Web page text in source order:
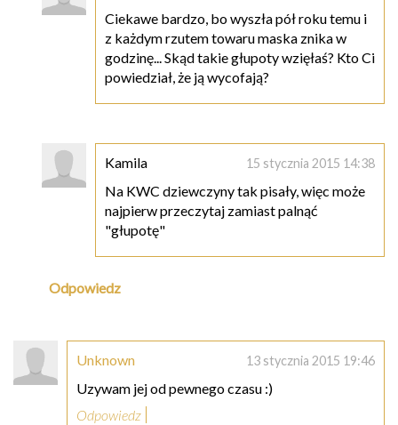
Ciekawe bardzo, bo wyszła pół roku temu i
z każdym rzutem towaru maska znika w
godzinę... Skąd takie głupoty wzięłaś? Kto Ci
powiedział, że ją wycofają?
Kamila 15 stycznia 2015 14:38
Na KWC dziewczyny tak pisały, więc może
najpierw przeczytaj zamiast palnąć
"głupotę"
Odpowiedz
Unknown 13 stycznia 2015 19:46
Uzywam jej od pewnego czasu :)
Odpowiedz